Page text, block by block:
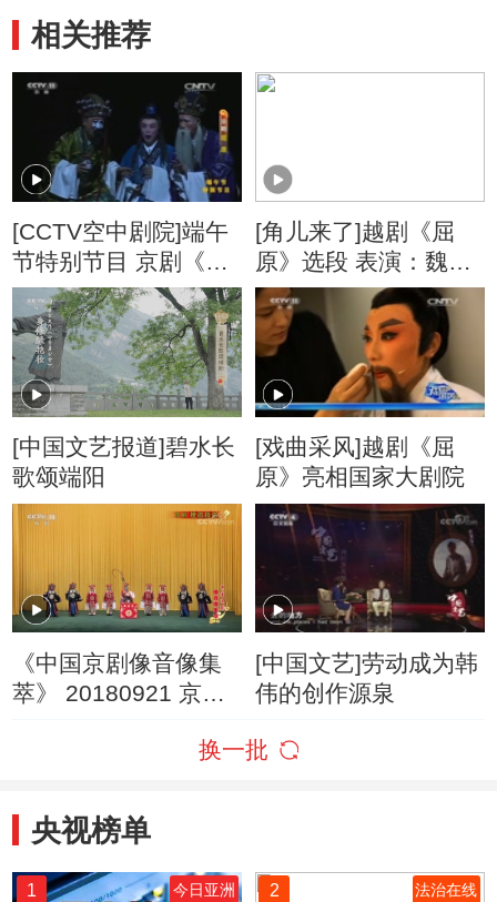
相关推荐
[CCTV空中剧院]端午
节特别节目 京剧《屈
原》 第七场
[角儿来了]越剧《屈
原》选段 表演：魏春
芳 等
[中国文艺报道]碧水长
歌颂端阳
[戏曲采风]越剧《屈
原》亮相国家大剧院
《中国京剧像音像集
萃》 20180921 京剧
[中国文艺]劳动成为韩
伟的创作源泉
换一批
央视榜单
1 今日亚洲 2 法治在线